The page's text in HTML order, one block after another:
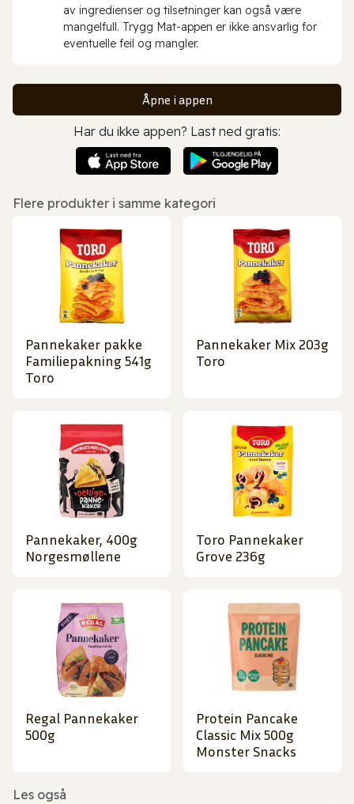
av ingredienser og tilsetninger kan også være
mangelfull. Trygg Mat-appen er ikke ansvarlig for
eventuelle feil og mangler.
Åpne i appen
Har du ikke appen? Last ned gratis:
Flere produkter i samme kategori
Pannekaker pakke
Familiepakning 541g
Toro
Pannekaker Mix 203g
Toro
Pannekaker, 400g
Norgesmøllene
Toro Pannekaker
Grove 236g
Regal Pannekaker
500g
Protein Pancake
Classic Mix 500g
Monster Snacks
Les også